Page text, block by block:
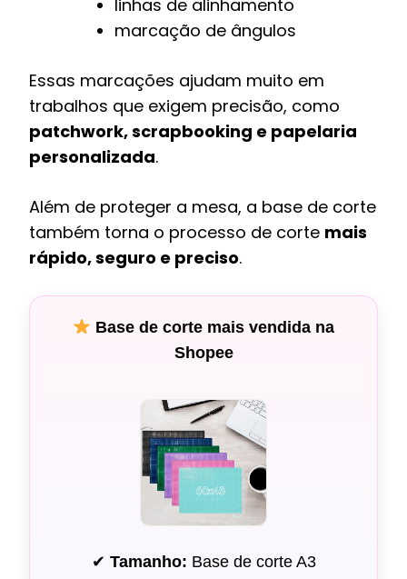
linhas de alinhamento
marcação de ângulos
Essas marcações ajudam muito em
trabalhos que exigem precisão, como
patchwork, scrapbooking e papelaria
personalizada.
Além de proteger a mesa, a base de corte
também torna o processo de corte mais
rápido, seguro e preciso.
Base de corte mais vendida na
Shopee
✔ Tamanho: Base de corte A3